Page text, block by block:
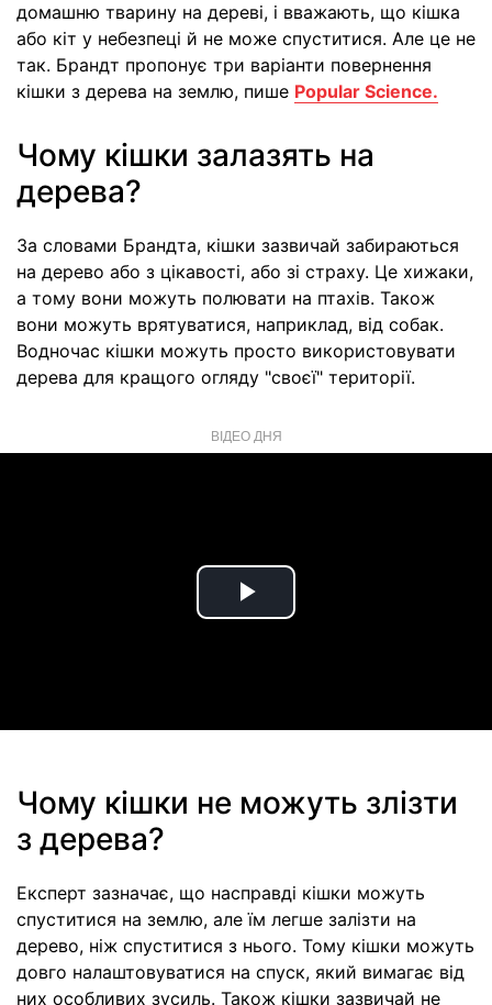
домашню тварину на дереві, і вважають, що кішка
або кіт у небезпеці й не може спуститися. Але це не
так. Брандт пропонує три варіанти повернення
кішки з дерева на землю, пише Popular Science.
Чому кішки залазять на
дерева?
За словами Брандта, кішки зазвичай забираються
на дерево або з цікавості, або зі страху. Це хижаки,
а тому вони можуть полювати на птахів. Також
вони можуть врятуватися, наприклад, від собак.
Водночас кішки можуть просто використовувати
дерева для кращого огляду "своєї" території.
ВІДЕО ДНЯ
Play
Чому кішки не можуть злізти
з дерева?
Експерт зазначає, що насправді кішки можуть
спуститися на землю, але їм легше залізти на
дерево, ніж спуститися з нього. Тому кішки можуть
довго налаштовуватися на спуск, який вимагає від
них особливих зусиль. Також кішки зазвичай не